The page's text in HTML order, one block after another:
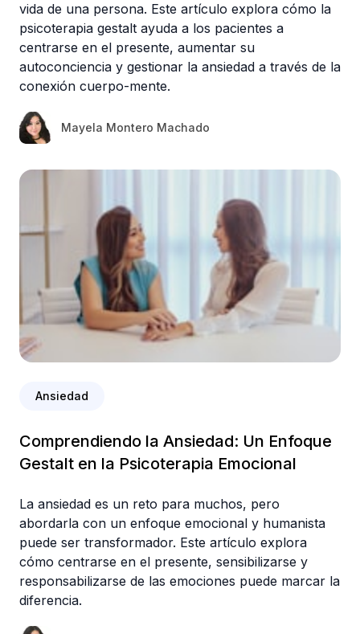
vida de una persona. Este artículo explora cómo la
psicoterapia gestalt ayuda a los pacientes a
centrarse en el presente, aumentar su
autoconciencia y gestionar la ansiedad a través de la
conexión cuerpo-mente.
Mayela Montero Machado
Ansiedad
Comprendiendo la Ansiedad: Un Enfoque
Gestalt en la Psicoterapia Emocional
La ansiedad es un reto para muchos, pero
abordarla con un enfoque emocional y humanista
puede ser transformador. Este artículo explora
cómo centrarse en el presente, sensibilizarse y
responsabilizarse de las emociones puede marcar la
diferencia.